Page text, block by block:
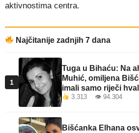
aktivnostima centra.
Najčitanije zadnjih 7 dana
1
Tuga u Bihaću: Na
Muhić, omiljena
imali samo riječi
3.313 👁 94.304
Bišćanka Elhana